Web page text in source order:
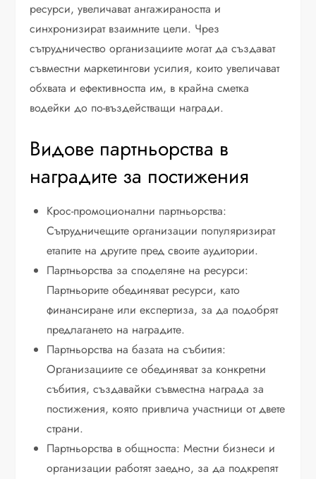
ресурси, увеличават ангажираността и
синхронизират взаимните цели. Чрез
сътрудничество организациите могат да създават
съвместни маркетингови усилия, които увеличават
обхвата и ефективността им, в крайна сметка
водейки до по-въздействащи награди.
Видове партньорства в
наградите за постижения
Крос-промоционални партньорства:
Сътрудничещите организации популяризират
етапите на другите пред своите аудитории.
Партньорства за споделяне на ресурси:
Партньорите обединяват ресурси, като
финансиране или експертиза, за да подобрят
предлагането на наградите.
Партньорства на базата на събития:
Организациите се обединяват за конкретни
събития, създавайки съвместна награда за
постижения, която привлича участници от двете
страни.
Партньорства в общността: Местни бизнеси и
организации работят заедно, за да подкрепят